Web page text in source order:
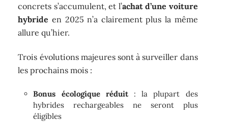
concrets s’accumulent, et l’achat d’une voiture
hybride en 2025 n’a clairement plus la même
allure qu’hier.
Trois évolutions majeures sont à surveiller dans
les prochains mois :
Bonus écologique réduit: la plupart des
hybrides rechargeables ne seront plus
éligibles